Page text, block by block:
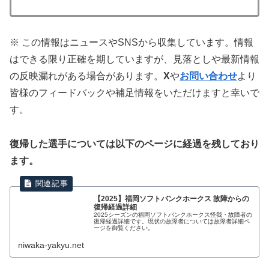
※ この情報はニュースやSNSから収集しています。情報
はできる限り正確を期していますが、見落としや最新情報
の反映漏れがある場合があります。 Xやお問い合わせより
皆様のフィードバックや補足情報をいただけますと幸いで
す。
復帰した選手については以下のページに経過を残しており
ます。
【2025】福岡ソフトバンクホークス 故障からの
復帰経過詳細
2025シーズンの福岡ソフトバンクホークス怪我・故障者の
復帰経過詳細です。現状の故障者については故障者詳細ペ
ージを御覧ください。
niwaka-yakyu.net